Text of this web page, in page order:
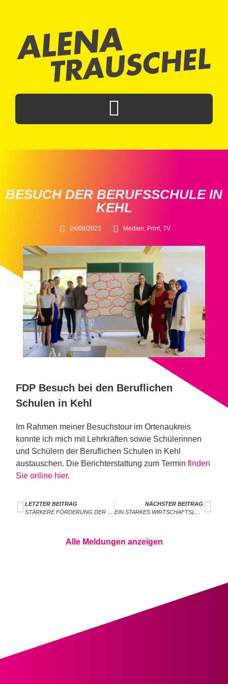
BESUCH DER BERUFSSCHULE IN
KEHL
24/08/2023 Medien, Print, TV
FDP Besuch bei den Beruflichen
Schulen in Kehl
Im Rahmen meiner Besuchstour im Ortenaukreis
konnte ich mich mit Lehrkräften sowie Schülerinnen
und Schülern der Beruflichen Schulen in Kehl
austauschen. Die Berichterstattung zum Terminfinden
Sie online hier.
LETZTER BEITRAG
STÄRKERE FÖRDERUNG DER MINT-KOMPETENZEN VON FRAUEN NOTWENDIG
NÄCHSTER BEITRAG
EIN STARKES WIRTSCHAFTSLAND BADEN-WÜRTTEMBERG LEBT VON STARKEN BERUFLICHEN SCHULEN
Alle Meldungen anzeigen